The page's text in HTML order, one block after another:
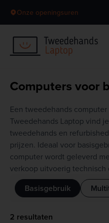
Onze openingsuren
Computers voor
Een tweedehands computer
Tweedehands Laptop vind
tweedehands en
prijzen. Ideaal voor
computer wordt geleverd
verkoop uitvoerig technisch
Basisgebruik
2 resultaten